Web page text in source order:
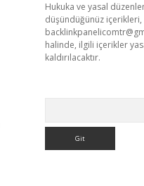
Hukuka ve yasal
düşündüğünüz içerikleri,
halinde, ilgili içerikler
kaldırılacaktır.